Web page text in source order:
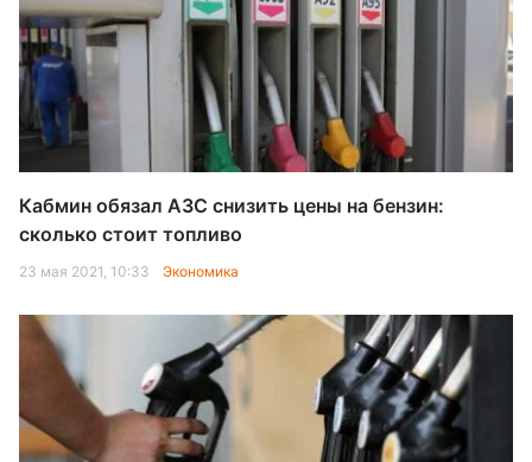
Кабмин обязал АЗС снизить цены на бензин:
сколько стоит топливо
23 мая 2021, 10:33 Экономика